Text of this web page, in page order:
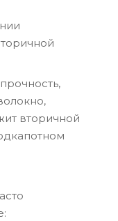
вторичной